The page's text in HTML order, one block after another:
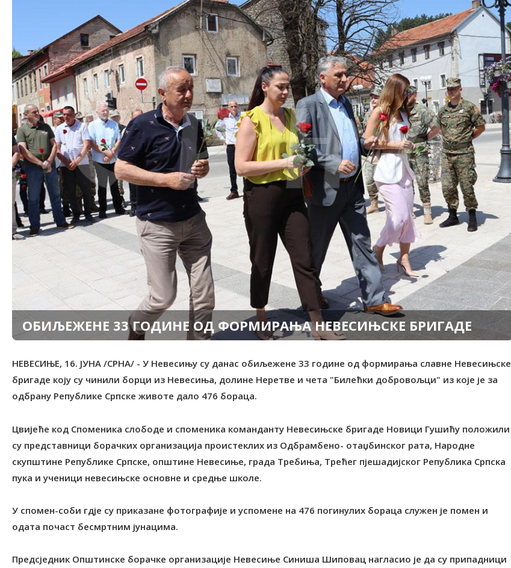
ОБИЉЕЖЕНЕ 33 ГОДИНЕ ОД ФОРМИРАЊА НЕВЕСИЊСКЕ БРИГАДЕ
НЕВЕСИЊЕ, 16. ЈУНА /СРНА/ - У Невесињу су данас обиљежене 33 године од формирања славне Невесињске
бригаде коју су чинили борци из Невесиња, долине Неретве и чета "Билећки добровољци" из које је за
одбрану Републике Српске животе дало 476 бораца.
Цвијеће код Споменика слободе и споменика команданту Невесињске бригаде Новици Гушићу положили
су представници борачких организација проистеклих из Одбрамбено- отаџбинског рата, Народне
скупштине Републике Српске, општине Невесиње, града Tребиња, Tрећег пјешадијског Република Српска
пука и ученици невесињске основне и средње школе.
У спомен-соби гдје су приказане фотографије и успомене на 476 погинулих бораца служен је помен и
одата почаст бесмртним јунацима.
Предсједник Општинске борачке организације Невесиње Синиша Шиповац нагласио је да су припадници